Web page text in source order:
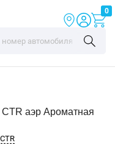
0
аэр Ароматная